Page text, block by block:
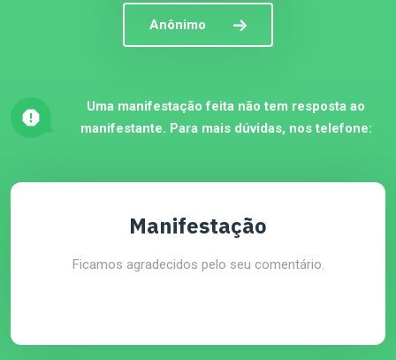
Anônimo
Uma manifestação feita não tem resposta ao
manifestante. Para mais dúvidas, nos telefone:
Manifestação
Ficamos agradecidos pelo seu comentário.